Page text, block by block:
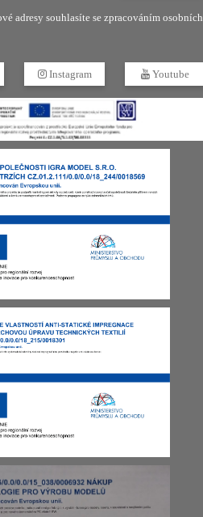
adresy souhlasíte se zpracováním osobních
Instagram Youtube